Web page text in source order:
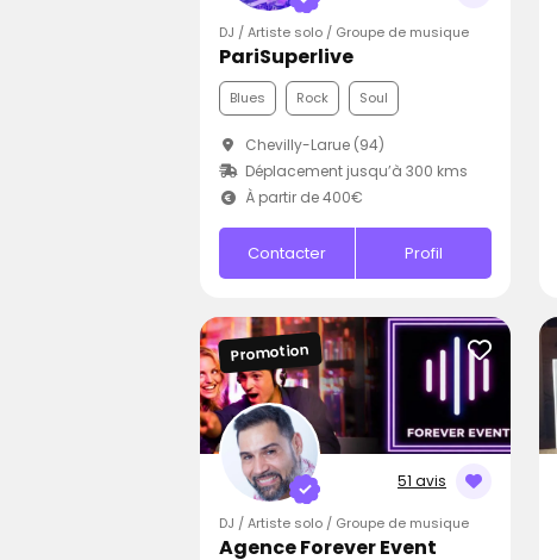
DJ / Artiste solo / Groupe de musique
PariSuperlive
Blues Rock Soul
Chevilly-Larue (94)
Déplacement jusqu’à 300 kms
À partir de 400€
Contacter Profil
51 avis
Promotion
DJ / Artiste solo / Groupe de musique
Agence Forever Event